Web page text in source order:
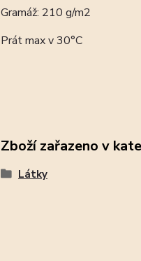
Gramáž: 210 g/m2
Prát max v 30°C
Zboží zařazeno v
Látky